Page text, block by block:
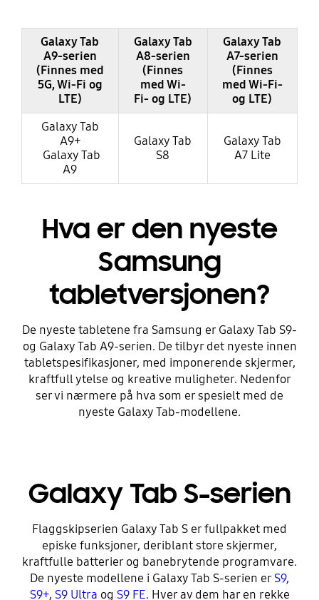
Galaxy Tab
A9-serien
(Finnes med
5G, Wi-Fi og
LTE)
Galaxy Tab
A8-serien
(Finnes
med Wi-
Fi- og LTE)
Galaxy Tab
A7-serien
(Finnes
med Wi-Fi-
og LTE)
Galaxy Tab
A9+
Galaxy Tab
A9
Galaxy Tab
S8
Galaxy Tab
A7 Lite
Hva er den nyeste
Samsung
tabletversjonen?
De nyeste tabletene fra Samsung er Galaxy Tab S9-
og Galaxy Tab A9-serien. De tilbyr det nyeste innen
tabletspesifikasjoner, med imponerende skjermer,
kraftfull ytelse og kreative muligheter. Nedenfor
ser vi nærmere på hva som er spesielt med de
nyeste Galaxy Tab-modellene.
Galaxy Tab S-serien
Flaggskipserien Galaxy Tab S er fullpakket med
episke funksjoner, deriblant store skjermer,
kraftfulle batterier og banebrytende programvare.
De nyeste modellene i Galaxy Tab S-serien er S9,
S9+, S9 Ultra og S9 FE. Hver av dem har en rekke